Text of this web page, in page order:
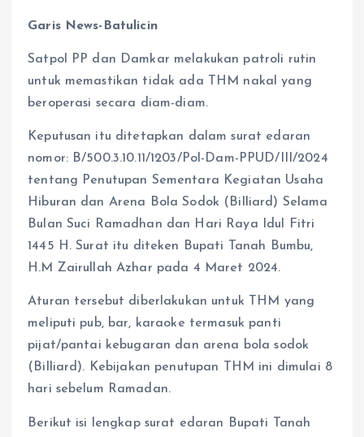
Garis News-Batulicin
Satpol PP dan Damkar melakukan patroli rutin
untuk memastikan tidak ada THM nakal yang
beroperasi secara diam-diam.
Keputusan itu ditetapkan dalam surat edaran
nomor: B/500.3.10.11/1203/Pol-Dam-PPUD/III/2024
tentang Penutupan Sementara Kegiatan Usaha
Hiburan dan Arena Bola Sodok (Billiard) Selama
Bulan Suci Ramadhan dan Hari Raya Idul Fitri
1445 H. Surat itu diteken Bupati Tanah Bumbu,
H.M Zairullah Azhar pada 4 Maret 2024.
Aturan tersebut diberlakukan untuk THM yang
meliputi pub, bar, karaoke termasuk panti
pijat/pantai kebugaran dan arena bola sodok
(Billiard). Kebijakan penutupan THM ini dimulai 8
hari sebelum Ramadan.
Berikut isi lengkap surat edaran Bupati Tanah